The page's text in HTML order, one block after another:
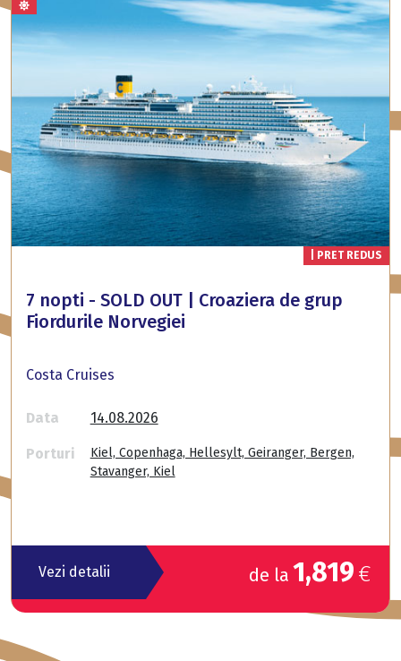
| PRET REDUS
7 nopti - SOLD OUT | Croaziera de grup
Fiordurile Norvegiei
Costa Cruises
Data 14.08.2026
Porturi
Kiel, Copenhaga, Hellesylt, Geiranger, Bergen,
Stavanger, Kiel
Vezi detalii de la 1,819 €